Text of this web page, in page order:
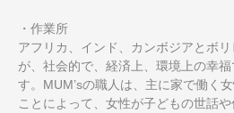
・作業所
アフリカ、インド、カンボジアとボ
が、社会的で、経済上、環境上の幸
す。MUM’sの職人は、主に家で働く
ことによって、女性が子どもの世話